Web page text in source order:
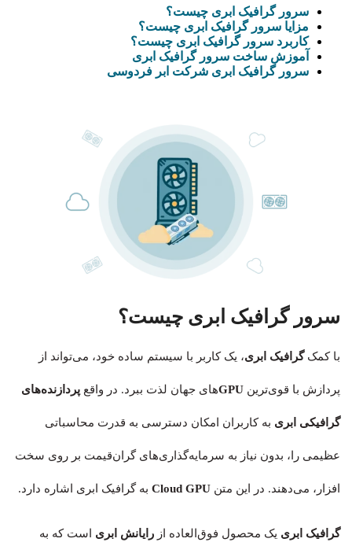
سرور گرافیک ابری چیست؟
مزایا سرور گرافیک ابری چیست؟
کاربرد سرور گرافیک ابری چیست؟
آموزش ساخت سرور گرافیک ابری
سرور گرا فیک ابری شرکت ابر فردوسی
سرورگرافیک ابری چیست؟
با کمکگرافیک ابری، یک کاربر با سیستم‌ ساده خود، می‌تواند از
پردازش با قوی‌ترین GPUهای جهان لذت ببرد. در واقع پردازنده‌های
گرافیکی ابری به کاربران امکان دسترسی به قدرت محاسباتی
عظیمی را، بدون نیاز به سرمایه‌گذاری‌های گران‌قیمت بر روی سخت‌
افزار، می‌دهند. در این متن Cloud GPU به گرافیک ابری اشاره دارد.
گرافیک ابری یک محصول فوق‌العاده از رایانش ابری است که به